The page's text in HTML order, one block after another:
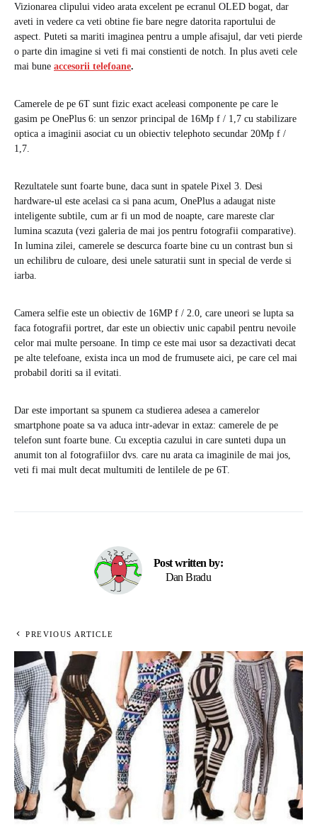
Vizionarea clipului video arata excelent pe ecranul OLED bogat, dar
aveti in vedere ca veti obtine fie bare negre datorita raportului de
aspect. Puteti sa mariti imaginea pentru a umple afisajul, dar veti pierde
o parte din imagine si veti fi mai constienti de notch. In plus aveti cele
mai bune accesorii telefoane.
Camerele de pe 6T sunt fizic exact aceleasi componente pe care le
gasim pe OnePlus 6: un senzor principal de 16Mp f / 1,7 cu stabilizare
optica a imaginii asociat cu un obiectiv telephoto secundar 20Mp f /
1,7.
Rezultatele sunt foarte bune, daca sunt in spatele Pixel 3. Desi
hardware-ul este acelasi ca si pana acum, OnePlus a adaugat niste
inteligente subtile, cum ar fi un mod de noapte, care mareste clar
lumina scazuta (vezi galeria de mai jos pentru fotografii comparative).
In lumina zilei, camerele se descurca foarte bine cu un contrast bun si
un echilibru de culoare, desi unele saturatii sunt in special de verde si
iarba.
Camera selfie este un obiectiv de 16MP f / 2.0, care uneori se lupta sa
faca fotografii portret, dar este un obiectiv unic capabil pentru nevoile
celor mai multe persoane. In timp ce este mai usor sa dezactivati decat
pe alte telefoane, exista inca un mod de frumusete aici, pe care cel mai
probabil doriti sa il evitati.
Dar este important sa spunem ca studierea adesea a camerelor
smartphone poate sa va aduca intr-adevar in extaz: camerele de pe
telefon sunt foarte bune. Cu exceptia cazului in care sunteti dupa un
anumit ton al fotografiilor dvs. care nu arata ca imaginile de mai jos,
veti fi mai mult decat multumiti de lentilele de pe 6T.
Post written by:
Dan Bradu
PREVIOUS ARTICLE